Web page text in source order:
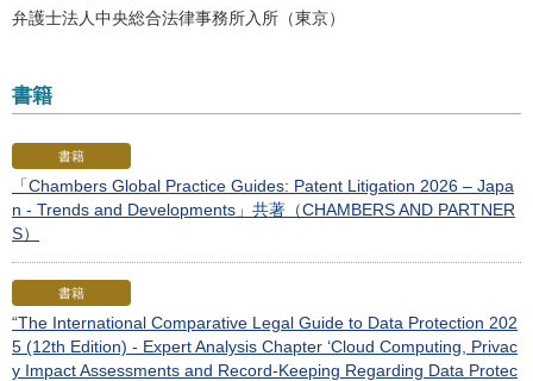
弁護士法人中央総合法律事務所入所（東京）
書籍
書籍
「Chambers Global Practice Guides: Patent Litigation 2026 – Japa
n - Trends and Developments」共著（CHAMBERS AND PARTNER
S）
書籍
“The International Comparative Legal Guide to Data Protection 202
5 (12th Edition) - Expert Analysis Chapter ‘Cloud Computing, Privac
y Impact Assessments and Record-Keeping Regarding Data Protec